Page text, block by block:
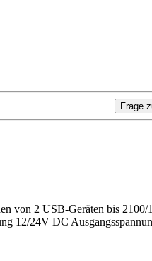
von 2 USB-Geräten bis
12/24V DC